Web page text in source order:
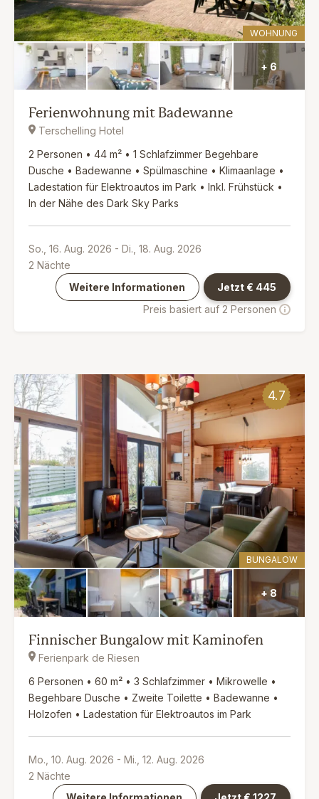
WOHNUNG
+ 6
Ferienwohnung mit Badewanne
Terschelling Hotel
2 Personen • 44 m² • 1 Schlafzimmer Begehbare
Dusche • Badewanne • Spülmaschine • Klimaanlage •
Ladestation für Elektroautos im Park • Inkl. Frühstück •
In der Nähe des Dark Sky Parks
So., 16. Aug. 2026 - Di., 18. Aug. 2026
2 Nächte
Weitere Informationen
Jetzt € 445
Preis basiert auf 2 Personen
4.7
BUNGALOW
+ 8
Finnischer Bungalow mit Kaminofen
Ferienpark de Riesen
6 Personen • 60 m² • 3 Schlafzimmer • Mikrowelle •
Begehbare Dusche • Zweite Toilette • Badewanne •
Holzofen • Ladestation für Elektroautos im Park
Mo., 10. Aug. 2026 - Mi., 12. Aug. 2026
2 Nächte